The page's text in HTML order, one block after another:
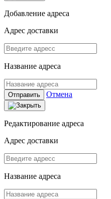
Добавление адреса
Адрес доставки
Название адреса
Отправить Отмена
Редактирование адреса
Адрес доставки
Название адреса